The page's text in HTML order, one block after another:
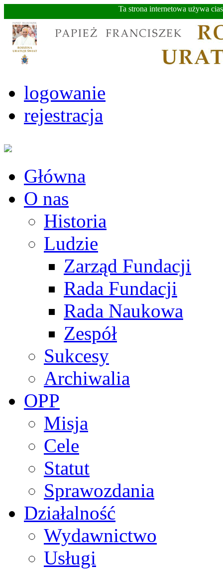
Ta strona internetowa używa
logowanie
rejestracja
Główna
O nas
Historia
Ludzie
Zarząd Fundacji
Rada Fundacji
Rada Naukowa
Zespół
Sukcesy
Archiwalia
OPP
Misja
Cele
Statut
Sprawozdania
Działalność
Wydawnictwo
Usługi